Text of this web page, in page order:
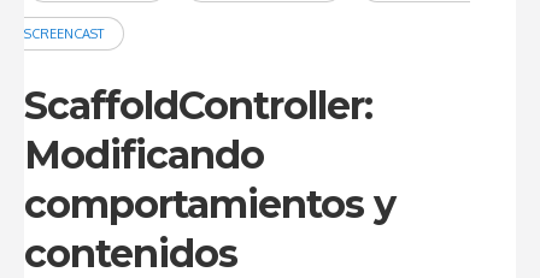
SCREENCAST
ScaffoldController:
Modificando
comportamientos y
contenidos